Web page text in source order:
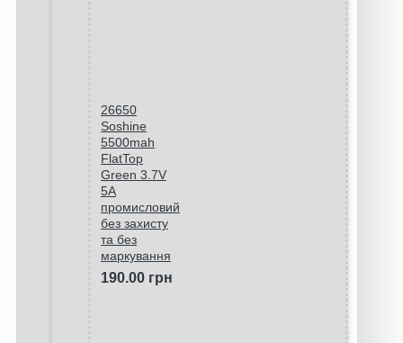
26650
Soshine
5500mah
FlatTop
Green 3.7V
5A
промисловий
без захисту
та без
маркування
190.00 грн